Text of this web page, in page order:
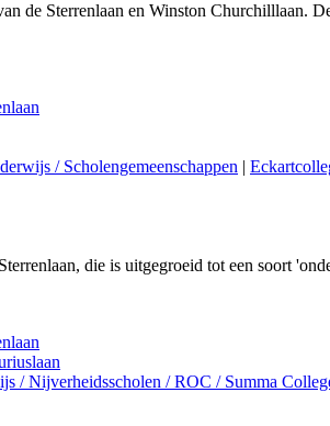
de Sterrenlaan en Winston
/ Scholengemeenschappen |
die is uitgegroeid tot een soort
/ Nijverheidsscholen / ROC / Summa